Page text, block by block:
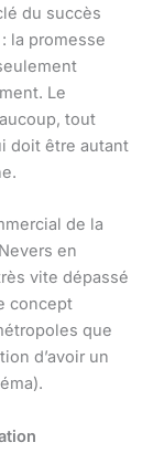
du succès
: la promesse
Le
tout
doit être autant
de la
en
vite dépassé
concept
que
d’avoir un